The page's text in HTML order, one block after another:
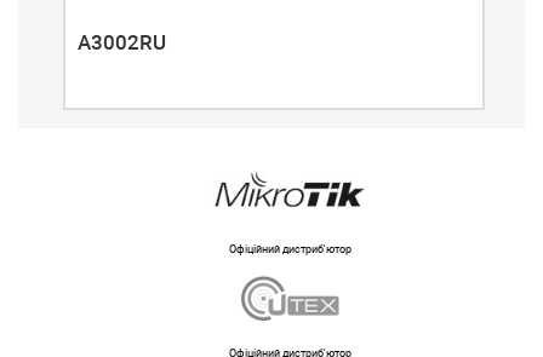
A3002RU
Офіційний дистриб'ютор
Офіційний дистриб'ютор